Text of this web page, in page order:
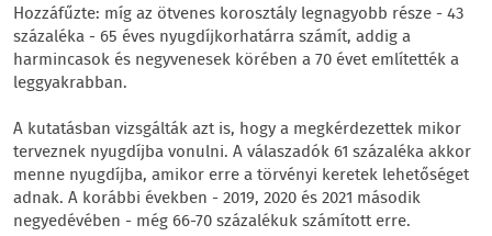
Hozzáfűzte: míg az ötvenes korosztály legnagyobb része - 43
százaléka - 65 éves nyugdíjkorhatárra számít, addig a
harmincasok és negyvenesek körében a 70 évet említették a
leggyakrabban.
A kutatásban vizsgálták azt is, hogy a megkérdezettek mikor
terveznek nyugdíjba vonulni. A válaszadók 61 százaléka akkor
menne nyugdíjba, amikor erre a törvényi keretek lehetőséget
adnak. A korábbi években - 2019, 2020 és 2021 második
negyedévében - még 66-70 százalékuk számított erre.